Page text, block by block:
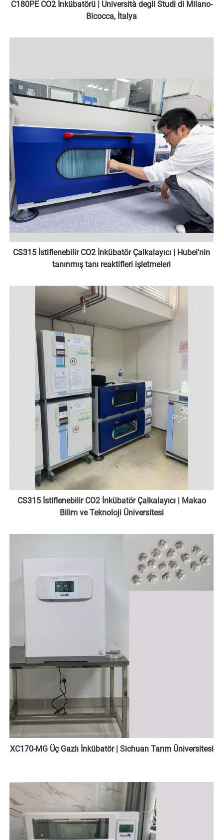
C180PE CO2 İnkübatörü | Università degli Studi di Milano-
Bicocca, İtalya
CS315 İstiflenebilir CO2 İnkübatör Çalkalayıcı | Hubei'nin
tanınmış tanı reaktifleri işletmeleri
CS315 İstiflenebilir CO2 İnkübatör Çalkalayıcı | Makao
Bilim ve Teknoloji Üniversitesi
XC170-MG Üç Gazlı İnkübatör | Sichuan Tarım Üniversitesi